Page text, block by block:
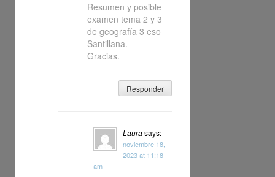
Resumen y posible
examen tema 2 y 3
de geografía 3 eso
Santillana.
Gracias.
Responder
Laurasays:
noviembre 18,
2023 at 11:18
am